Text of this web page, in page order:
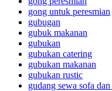
gong untuk peresmian
gubugan
gubuk makanan
gubukan
gubukan catering
gubukan makanan
gubukan rustic
gudang sewa sofa